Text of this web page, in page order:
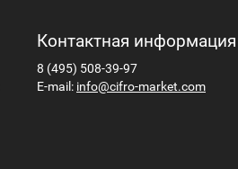
Контактная информация
8 (495) 508-39-97
E-mail: info@cifro-market.com